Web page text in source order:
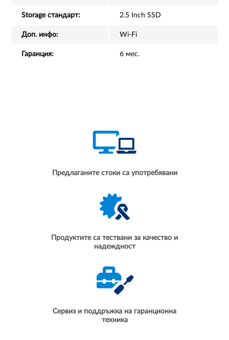
Storage стандарт: 2.5 Inch SSD
Доп. инфо: Wi-Fi
Гаранция: 6 мес.
Предлаганите стоки са употребявани
Продуктите са тествани за качество и
надеждност
Сервиз и поддръжка на гаранционна
техника